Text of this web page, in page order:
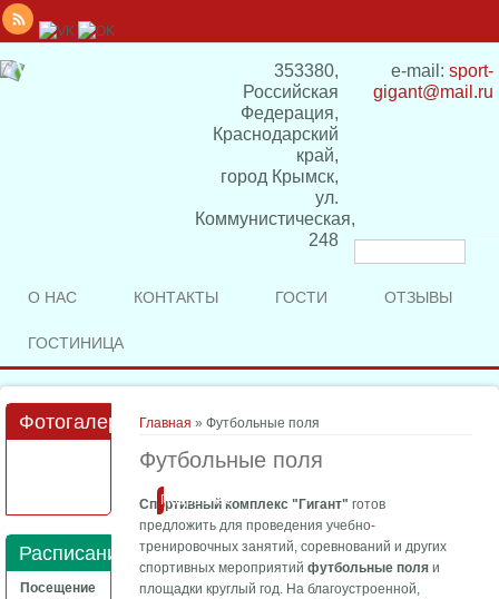
353380,
Российская
Федерация,
Краснодарский
край,
город Крымск,
ул.
Коммунистическая,
248
e-mail: sport-
gigant@mail.ru
поиска
О НАС КОНТАКТЫ ГОСТИ ОТЗЫВЫ
ГОСТИНИЦА
Вы здесь
Главная » Футбольные поля
Футбольные поля
Спортивный комплекс "Гигант" готов
предложить для проведения учебно-
тренировочных занятий, соревнований и других
спортивных мероприятийфутбольные поля и
площадки круглый год. На благоустроенной,
Фотогалерея
Подробнее
Расписание
Посещение